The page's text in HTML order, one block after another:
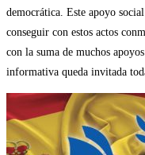
democrática. Este apoyo
conseguir con estos actos
con la suma de muchos
informativa queda invitada